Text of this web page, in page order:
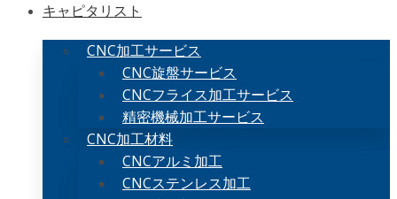
キャピタリスト
CNC加工サービス
CNC旋盤サービス
CNCフライス加工サービス
精密機械加工サービス
CNC加工材料
CNCアルミ加工
CNCステンレス加工